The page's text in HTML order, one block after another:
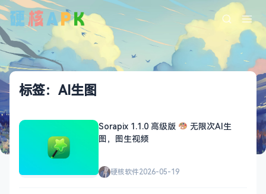
标签：AI生图
Sorapix 1.1.0 高级版
无限次AI生
图，图生视频
硬核软件2026-05-19